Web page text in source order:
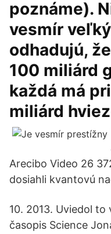
poznáme).
vesmír
odhadujú,
100 miliárd
každá má
miliárd
Arecibo Video 26
dosiahli kvantovú
10. 2013. Uviedol
časopis Science